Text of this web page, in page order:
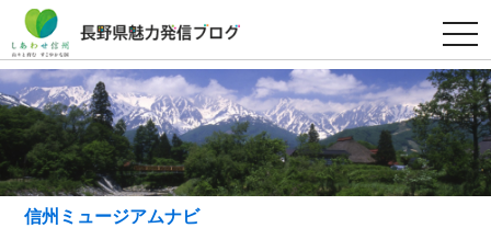
t
o
g
g
l
e
n
a
v
g
信州ミュージアムナビ